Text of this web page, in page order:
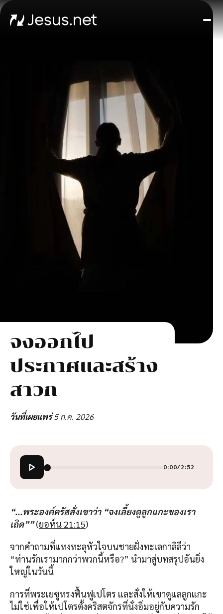
หน้า
แรก
จงออกไป
ประกาศและสร้าง
สาวก
วันที่เผยแพร่5 ก.ค. 2026
0:00/2:52
“...พระองค์ตรัสสั่งเขาว่า “จงเลี้ยงดูลูกแกะของเรา
เถิด””(ยอห์น 21:15)
จากคำถามที่แทงทะลุหัวใจบนชายฝั่งทะเลกาลิลีว่า
“ท่านรักเรามากกว่าพวกนี้หรือ?” นำมาสู่บทสรุปอันยิ่ง
ใหญ่ในวันนี้
การที่พระเยซูทรงฟื้นฟูเปโตร และสั่งให้เขาดูแลลูกแกะ
ไม่ใช่เพื่อให้เปโตรตั้งคริสตจักรที่นั่งอิ่มอยู่กับความรัก